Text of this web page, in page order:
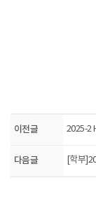
이전글 2025-2
다음글 [학부